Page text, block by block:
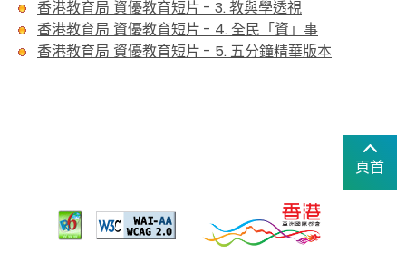
香港教育局 資優教育短片 - 3. 教與學透視
香港教育局 資優教育短片 - 4. 全民「資」事
香港教育局 資優教育短片 - 5. 五分鐘精華版本
頁首